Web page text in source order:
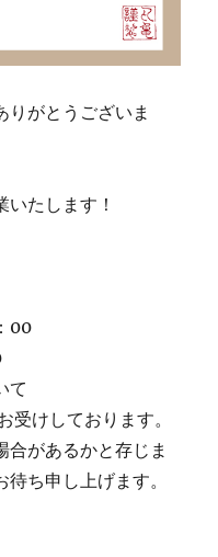
りがとうございま
たします！
00
て
受けしております。
合があるかと存じま
ち申し上げます。